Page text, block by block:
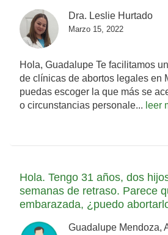
Dra. Leslie Hurtado
Marzo 15, 2022
Hola, Guadalupe Te facilitamos
de clínicas de abortos legales en
puedas escoger la que más se
o circunstancias personale... leer
Hola. Tengo 31 años, dos
semanas de retraso. Parece
embarazada, ¿puedo
Guadalupe Mendoza,